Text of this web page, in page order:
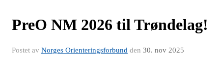
PreO NM 2026 til Trøndelag!
Postet av Norges Orienteringsforbund den 30. nov 2025